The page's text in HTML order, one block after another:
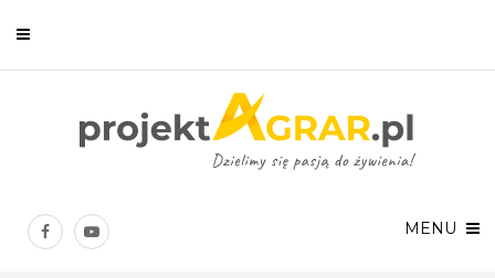
MENU
Chcesz być na bieżąco? Zostaw swój e-mail, a raz w tygodniu
prześlemy Ci nasze najlepsze artykuły!